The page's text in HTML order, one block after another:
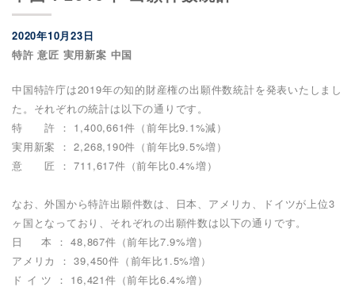
2020年10月23日
特許 意匠 実用新案 中国
中国特許庁は2019年の知的財産権の出願件数統計を発表いたしまし
た。それぞれの統計は以下の通りです。
特 許 ： 1,400,661件（前年比9.1%減）
実用新案 ： 2,268,190件（前年比9.5%増）
意 匠 ： 711,617件（前年比0.4%増）
なお、外国から特許出願件数は、日本、アメリカ、ドイツが上位3
ヶ国となっており、それぞれの出願件数は以下の通りです。
日 本 ： 48,867件（前年比7.9%増）
アメリカ ： 39,450件（前年比1.5%増）
ド イ ツ ： 16,421件（前年比6.4%増）